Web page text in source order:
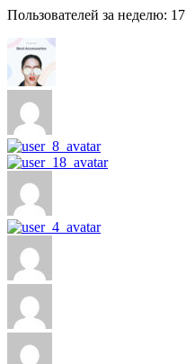
Пользователей за неделю: 17